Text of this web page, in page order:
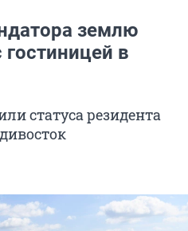
землю
в
статуса резидента